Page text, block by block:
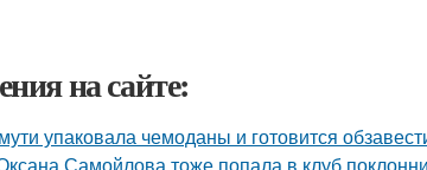
на сайте:
упаковала чемоданы и готовится
Самойлова тоже попала в клуб